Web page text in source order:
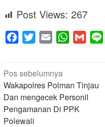
Post Views: 267
Facebook
Twitter Email WhatsApp
Gmail
Navigasi
pos
Pos sebelumnya
Wakapolres Polman Tinjau
Dan mengecek Personil
Pengamanan Di PPK
Polewali